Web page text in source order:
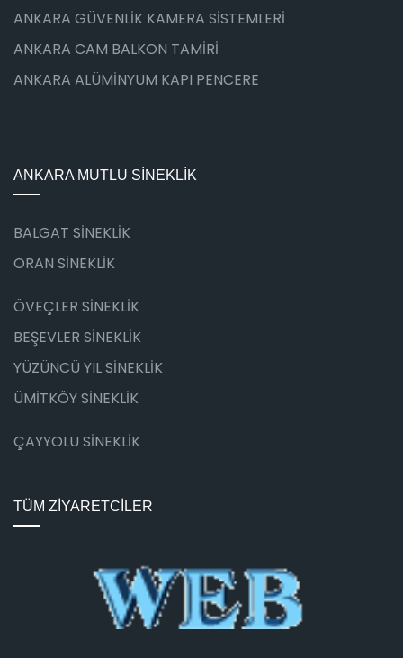
ANKARA GÜVENLİK KAMERA SİSTEMLERİ
ANKARA CAM BALKON TAMİRİ
ANKARA ALÜMİNYUM KAPI PENCERE
ANKARA MUTLU SİNEKLİK
BALGAT SİNEKLİK
ORAN SİNEKLİK
ÖVEÇLER SİNEKLİK
BEŞEVLER SİNEKLİK
YÜZÜNCÜ YIL SİNEKLİK
ÜMİTKÖY SİNEKLİK
ÇAYYOLU SİNEKLİK
TÜM ZİYARETCİLER